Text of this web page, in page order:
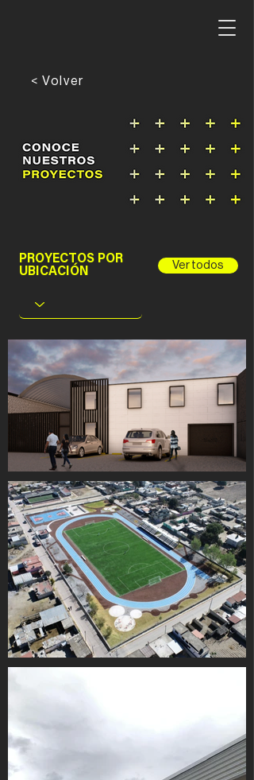
< Volver
PROYECTOS POR
UBICACIÓN
Ver todos